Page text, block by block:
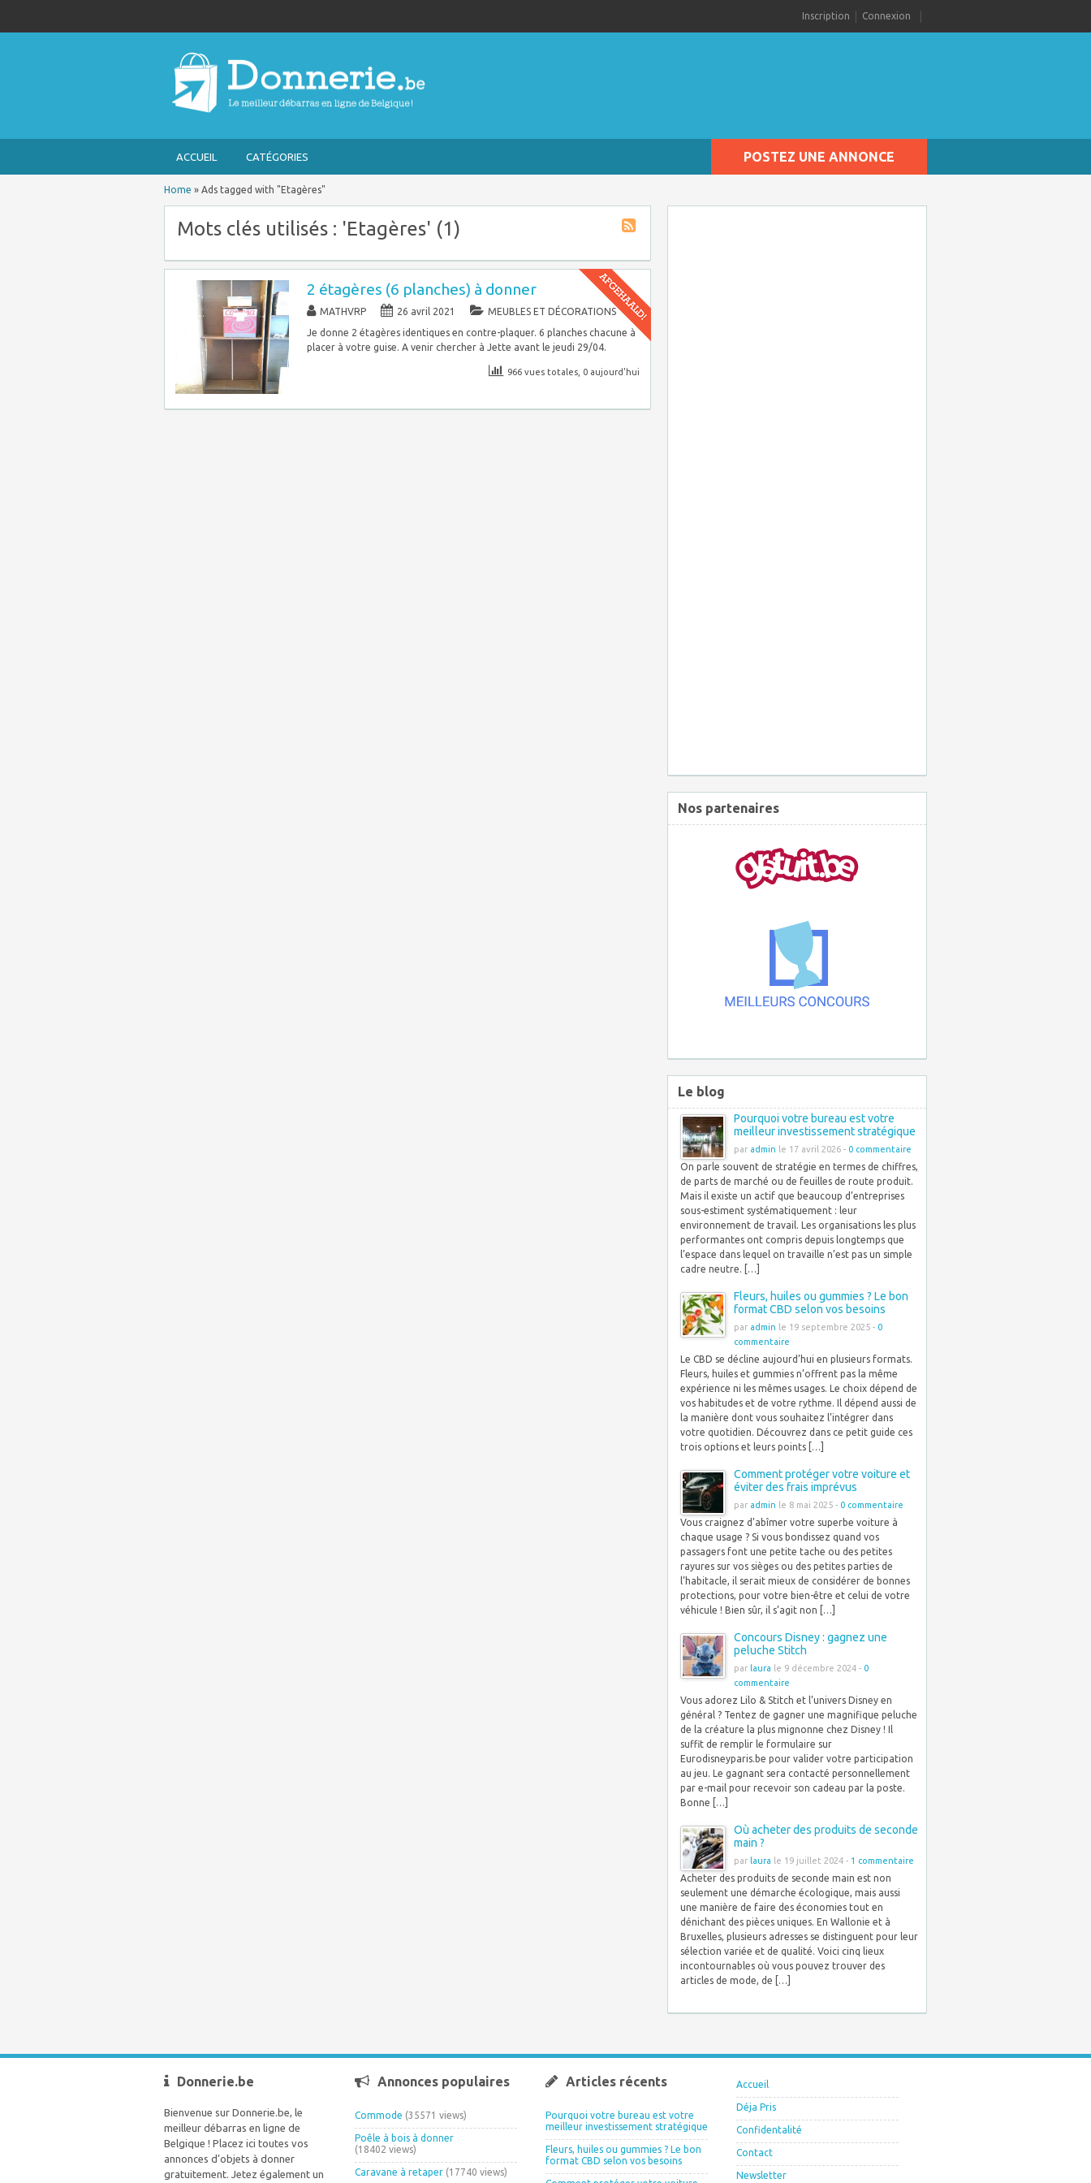
Inscription Connexion
ACCUEIL CATÉGORIES POSTEZ UNE ANNONCE
Home » Ads tagged with "Etagères"
Mots clés utilisés : 'Etagères' (1)
2 étagères (6 planches) à donner
MATHVRP 26 avril 2021
MEUBLES ET DÉCORATIONS
Je donne 2 étagères identiques en contre-plaquer. 6 planches chacune à
placer à votre guise. A venir chercher à Jette avant le jeudi 29/04.
966 vues totales, 0 aujourd'hui
Nos partenaires
Le blog
Pourquoi votre bureau est votre
meilleur investissement stratégique
par admin le 17 avril 2026 - 0 commentaire
On parle souvent de stratégie en termes de chiffres,
de parts de marché ou de feuilles de route produit.
Mais il existe un actif que beaucoup d’entreprises
sous-estiment systématiquement : leur
environnement de travail. Les organisations les plus
performantes ont compris depuis longtemps que
l’espace dans lequel on travaille n’est pas un simple
cadre neutre. […]
Fleurs, huiles ou gummies ? Le bon
format CBD selon vos besoins
par admin le 19 septembre 2025 - 0
commentaire
Le CBD se décline aujourd’hui en plusieurs formats.
Fleurs, huiles et gummies n’offrent pas la même
expérience ni les mêmes usages. Le choix dépend de
vos habitudes et de votre rythme. Il dépend aussi de
la manière dont vous souhaitez l’intégrer dans
votre quotidien. Découvrez dans ce petit guide ces
trois options et leurs points […]
Comment protéger votre voiture et
éviter des frais imprévus
par admin le 8 mai 2025 - 0 commentaire
Vous craignez d’abîmer votre superbe voiture à
chaque usage ? Si vous bondissez quand vos
passagers font une petite tache ou des petites
rayures sur vos sièges ou des petites parties de
l’habitacle, il serait mieux de considérer de bonnes
protections, pour votre bien-être et celui de votre
véhicule ! Bien sûr, il s’agit non […]
Concours Disney : gagnez une
peluche Stitch
par laura le 9 décembre 2024 - 0
commentaire
Vous adorez Lilo & Stitch et l’univers Disney en
général ? Tentez de gagner une magnifique peluche
de la créature la plus mignonne chez Disney ! Il
suffit de remplir le formulaire sur
Eurodisneyparis.be pour valider votre participation
au jeu. Le gagnant sera contacté personnellement
par e-mail pour recevoir son cadeau par la poste.
Bonne […]
Où acheter des produits de seconde
main ?
par laura le 19 juillet 2024 - 1 commentaire
Acheter des produits de seconde main est non
seulement une démarche écologique, mais aussi
une manière de faire des économies tout en
dénichant des pièces uniques. En Wallonie et à
Bruxelles, plusieurs adresses se distinguent pour leur
sélection variée et de qualité. Voici cinq lieux
incontournables où vous pouvez trouver des
articles de mode, de […]
Donnerie.be
Bienvenue sur Donnerie.be, le
meilleur débarras en ligne de
Belgique ! Placez ici toutes vos
annonces d’objets à donner
gratuitement. Jetez également un
Annonces populaires
Commode (35571 views)
Poêle à bois à donner
(18402 views)
Caravane à retaper (17740 views)
Articles récents
Pourquoi votre bureau est votre
meilleur investissement stratégique
Fleurs, huiles ou gummies ? Le bon
format CBD selon vos besoins
Accueil
Déja Pris
Confidentalité
Contact
Newsletter